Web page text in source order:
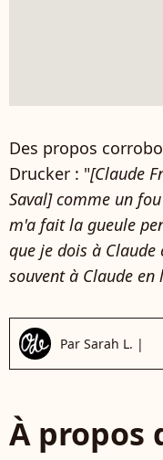
Des propos
Drucker : "[Claude
Saval] comme un
m'a fait la gueule
que je dois à Claude
souvent à Claude
Par Sarah L. |
À propos